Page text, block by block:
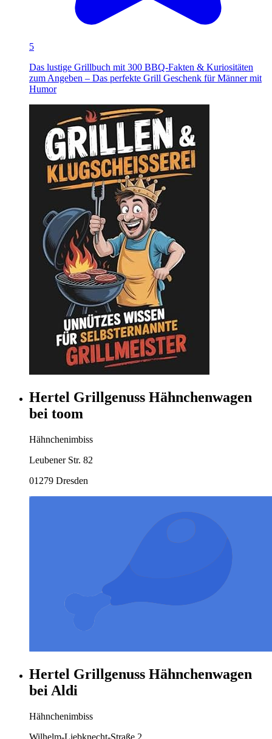
5
Das lustige Grillbuch mit 300 BBQ-Fakten & Kuriositäten
zum Angeben – Das perfekte Grill Geschenk für Männer mit
Humor
Hertel Grillgenuss Hähnchenwagen
bei toom
Hähnchenimbiss
Leubener Str. 82
01279 Dresden
Hertel Grillgenuss Hähnchenwagen
bei Aldi
Hähnchenimbiss
Wilhelm-Liebknecht-Straße 2